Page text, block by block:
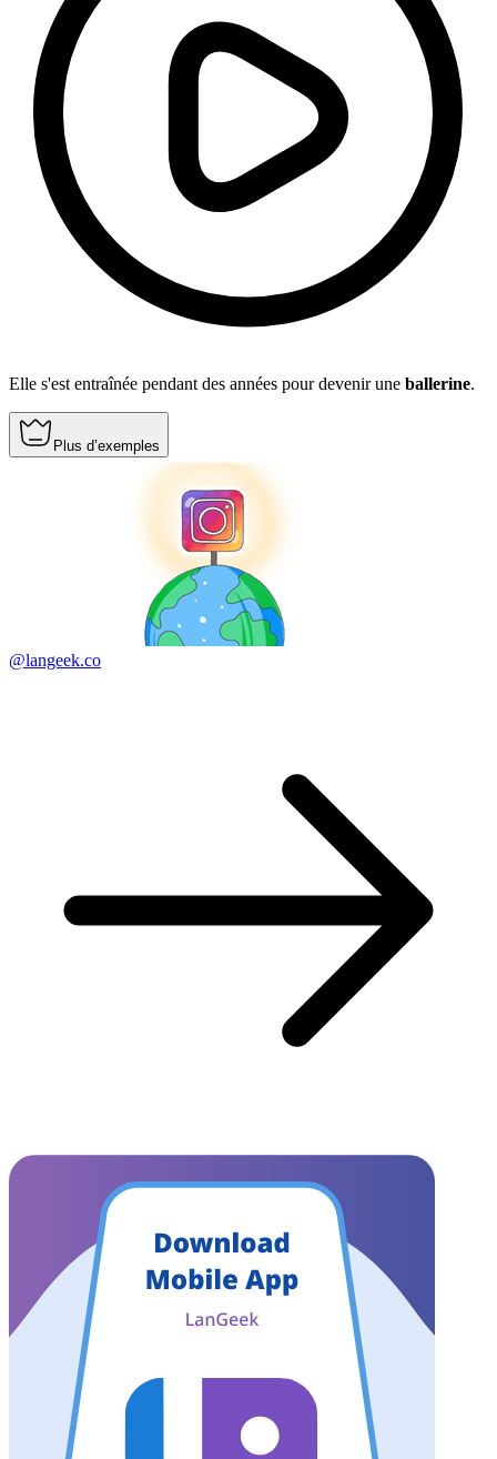
Elle s'est entraînée pendant des années pour devenir une ballerine.
Plus d’exemples
@langeek.co